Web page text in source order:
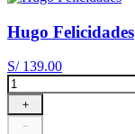
Hugo Felicidades
S/ 139.00
＋
－